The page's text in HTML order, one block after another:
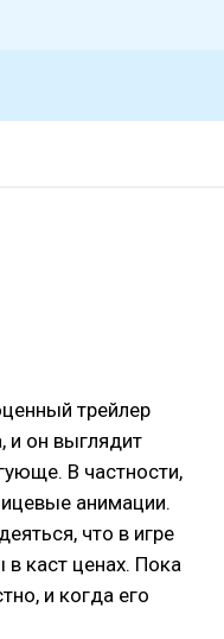
трейлер
и он выглядит
В частности,
анимации.
что в игре
каст ценах. Пока
и когда его